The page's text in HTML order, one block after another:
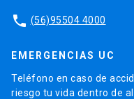
phone (56)95504 4000
EMERGENCIAS UC
Teléfono en caso de
riesgo tu vida dentro de